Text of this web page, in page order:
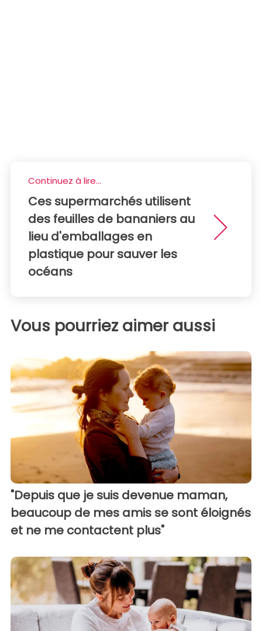
Continuez à lire...
Ces supermarchés utilisent
des feuilles de bananiers au
lieu d'emballages en
plastique pour sauver les
océans
Vous pourriez aimer aussi
"Depuis que je suis devenue maman,
beaucoup de mes amis se sont éloignés
et ne me contactent plus"